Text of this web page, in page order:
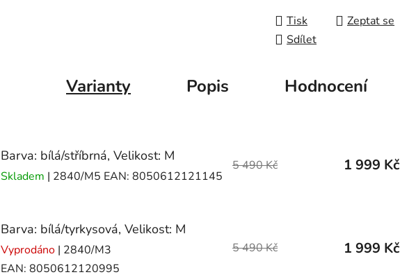
Tisk
Zeptat se
Sdílet
Varianty Popis Hodnocení
Barva: bílá/stříbrná, Velikost: M
Skladem | 2840/M5 EAN: 8050612121145
5 490 Kč 1 999 Kč
Barva: bílá/tyrkysová, Velikost: M
Vyprodáno | 2840/M3
EAN: 8050612120995
5 490 Kč 1 999 Kč